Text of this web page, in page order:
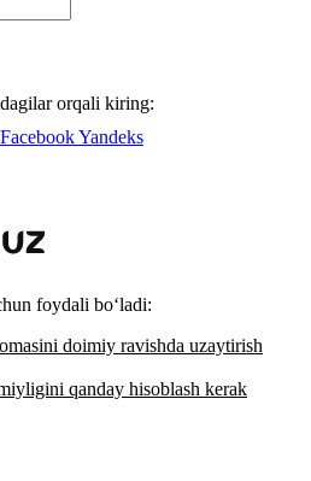
orqali kiring:
FacebookYandeks
foydali boʻladi:
doimiy ravishda uzaytirish
qanday hisoblash kerak